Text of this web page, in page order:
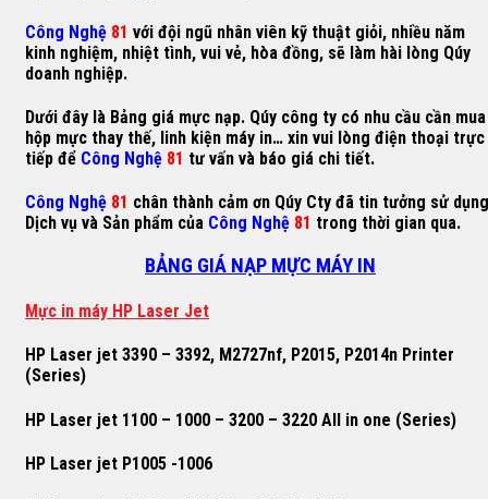
Công Nghệ 81 với đội ngũ nhân viên kỹ thuật giỏi, nhiều năm
kinh nghiệm, nhiệt tình, vui vẻ, hòa đồng, sẽ làm hài lòng Qúy
doanh nghiệp.
Dưới đây là Bảng giá mực nạp. Qúy công ty có nhu cầu cần mua
hộp mực thay thế, linh kiện máy in… xin vui lòng điện thoại trực
tiếp để Công Nghệ 81 tư vấn và báo giá chi tiết.
Công Nghệ 81 chân thành cảm ơn Qúy Cty đã tin tưởng sử dụng
Dịch vụ và Sản phẩm của Công Nghệ 81 trong thời gian qua.
BẢNG GIÁ NẠP MỰC MÁY IN
Mực in máy HP Laser Jet
HP Laser jet 3390 – 3392, M2727nf, P2015, P2014n Printer
(Series)
HP Laser jet 1100 – 1000 – 3200 – 3220 All in one (Series)
HP Laser jet P1005 -1006